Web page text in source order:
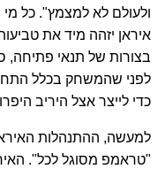
ולעולם לא למצמץ". כל
איראן יזהה מיד את
בצורות של תנאי פתיחה,
לפני שהמשחק בכלל
כדי לייצר אצל היריב
למעשה, ההתנהלות
"טראמפ מסוגל לכל".